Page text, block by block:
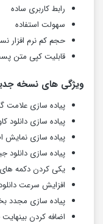
رابط کاربری ساده
سهولت استفاده
حجم کم نرم افزار
قابلیت کپی متن
ویژگی های نسخه
پیاده سازی علامت
پیاده سازی دانلود
پیاده سازی نمایش
پیاده سازی
یکی کردن دکمه
افزایش سرعت
پیاده سازی مجدد
اضافه کردن